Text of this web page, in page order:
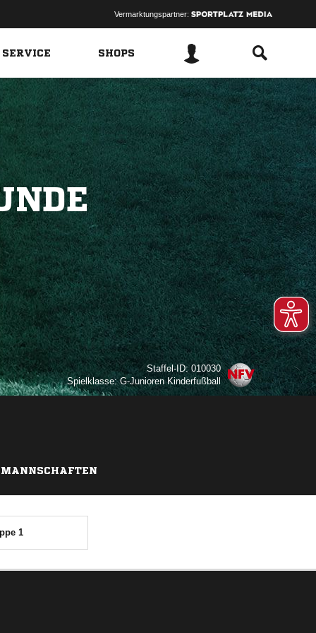
Vermarktungspartner:
SHOPS
Staffel-ID: 010030
Spielklasse: G-Junioren Kinderfußball
MANNSCHAFTEN
1